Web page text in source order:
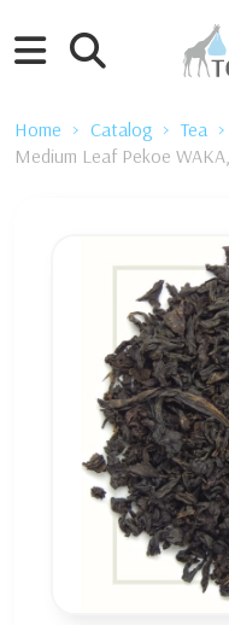
Home Catalog Tea
Medium Leaf Pekoe